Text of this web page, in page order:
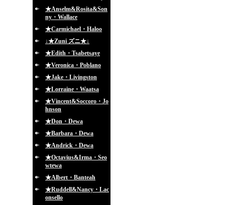
★Anselm&Rosita&Son
ny・Wallace
★Carmichael・Haloo
↓★Zuni ズニ★↓
★Edith・Tsabetsaye
★Veronica・Poblano
★Jake・Livingston
★Lorraine・Waatsa
★Vincent&Soccoro・Jo
hnson
★Don・Dewa
★Barbara・Dewa
★Andrick・Dewa
★Octavius&Irma・Seo
wtewa
★Albert・Banteah
★Ruddell&Nancy・Lac
onsello